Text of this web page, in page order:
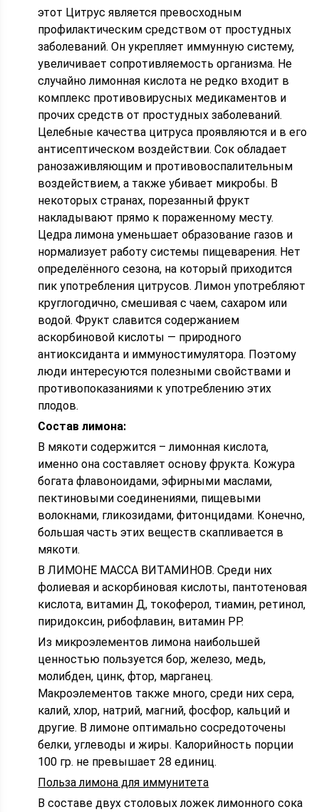
этот Цитрус является превосходным
профилактическим средством от простудных
заболеваний. Он укрепляет иммунную систему,
увеличивает сопротивляемость организма. Не
случайно лимонная кислота не редко входит в
комплекс противовирусных медикаментов и
прочих средств от простудных заболеваний.
Целебные качества цитруса проявляются и в его
антисептическом воздействии. Сок обладает
ранозаживляющим и противовоспалительным
воздействием, а также убивает микробы. В
некоторых странах, порезанный фрукт
накладывают прямо к пораженному месту.
Цедра лимона уменьшает образование газов и
нормализует работу системы пищеварения. Нет
определённого сезона, на который приходится
пик употребления цитрусов. Лимон употребляют
круглогодично, смешивая с чаем, сахаром или
водой. Фрукт славится содержанием
аскорбиновой кислоты — природного
антиоксиданта и иммуностимулятора. Поэтому
люди интересуются полезными свойствами и
противопоказаниями к употреблению этих
плодов.
Состав лимона:
В мякоти содержится – лимонная кислота,
именно она составляет основу фрукта. Кожура
богата флавоноидами, эфирными маслами,
пектиновыми соединениями, пищевыми
волокнами, гликозидами, фитонцидами. Конечно,
большая часть этих веществ скапливается в
мякоти.
В ЛИМОНЕ МАССА ВИТАМИНОВ. Среди них
фолиевая и аскорбиновая кислоты, пантотеновая
кислота, витамин Д, токоферол, тиамин, ретинол,
пиридоксин, рибофлавин, витамин РР.
Из микроэлементов лимона наибольшей
ценностью пользуется бор, железо, медь,
молибден, цинк, фтор, марганец.
Макроэлементов также много, среди них сера,
калий, хлор, натрий, магний, фосфор, кальций и
другие. В лимоне оптимально сосредоточены
белки, углеводы и жиры. Калорийность порции
100 гр. не превышает 28 единиц.
Польза лимона для иммунитета
В составе двух столовых ложек лимонного сока